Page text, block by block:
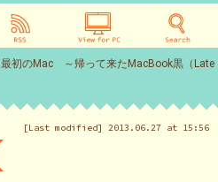
最初のMac ～帰って来たMacBook黒（Late
[Last modified] 2013.06.27 at 15:56